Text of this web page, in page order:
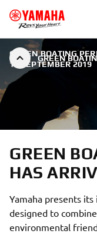
GREEN
GREEN BOATING
18 SEPTEMBER 2019
GREEN
HAS
Yamaha presents
designed to
environmental